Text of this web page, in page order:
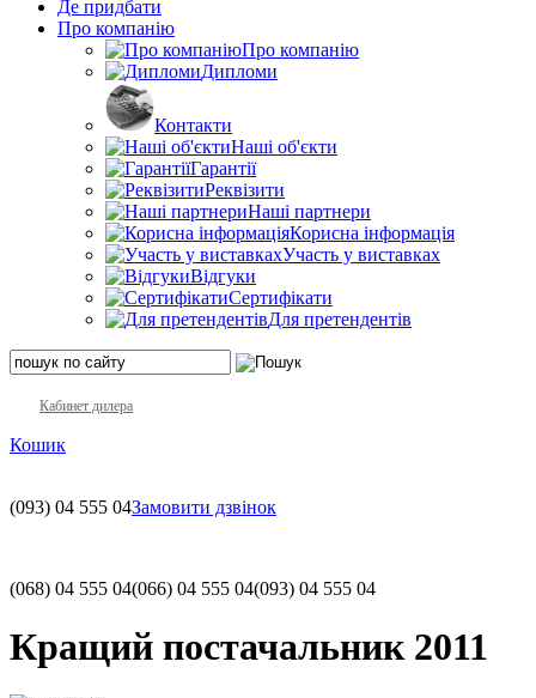
Де придбати
Про компанію
Про компанію
Дипломи
Контакти
Наші об'єкти
Гарантії
Реквізити
Наші партнери
Корисна інформація
Участь у виставках
Відгуки
Сертифікати
Для претендентів
Кабинет дилера
Кошик
(093) 04 555 04Замовити дзвінок
(068) 04 555 04(066) 04 555 04(093) 04 555 04
Кращий постачальник 2011